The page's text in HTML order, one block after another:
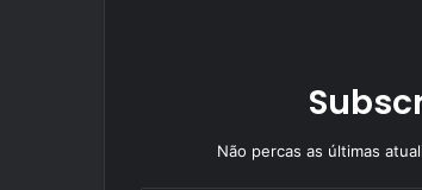
Não percas as últimas